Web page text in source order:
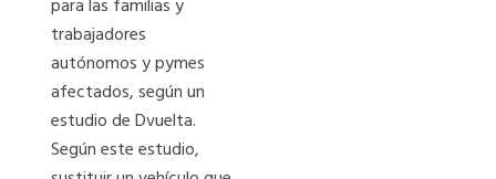
para las familias y
trabajadores
autónomos y pymes
afectados, según un
estudio de Dvuelta.
Según este estudio,